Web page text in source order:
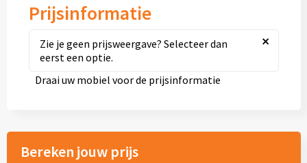
Krijtmokken
Milieuvriendelijke mokken
Prijsinformatie
Zie je geen prijsweergave? Selecteer dan
eerst een optie.
×
Draai uw mobiel voor de prijsinformatie
Bereken jouw prijs